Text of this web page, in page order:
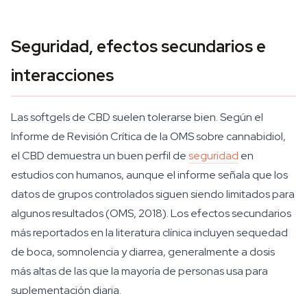
Seguridad, efectos secundarios e
interacciones
Las softgels de CBD suelen tolerarse bien. Según el
Informe de Revisión Crítica de la OMS sobre cannabidiol,
el CBD demuestra un buen perfil deseguridad en
estudios con humanos, aunque el informe señala que los
datos de grupos controlados siguen siendo limitados para
algunos resultados (OMS, 2018). Los efectos secundarios
más reportados en la literatura clínica incluyen sequedad
de boca, somnolencia y diarrea, generalmente a dosis
más altas de las que la mayoría de personas usa para
suplementación diaria.